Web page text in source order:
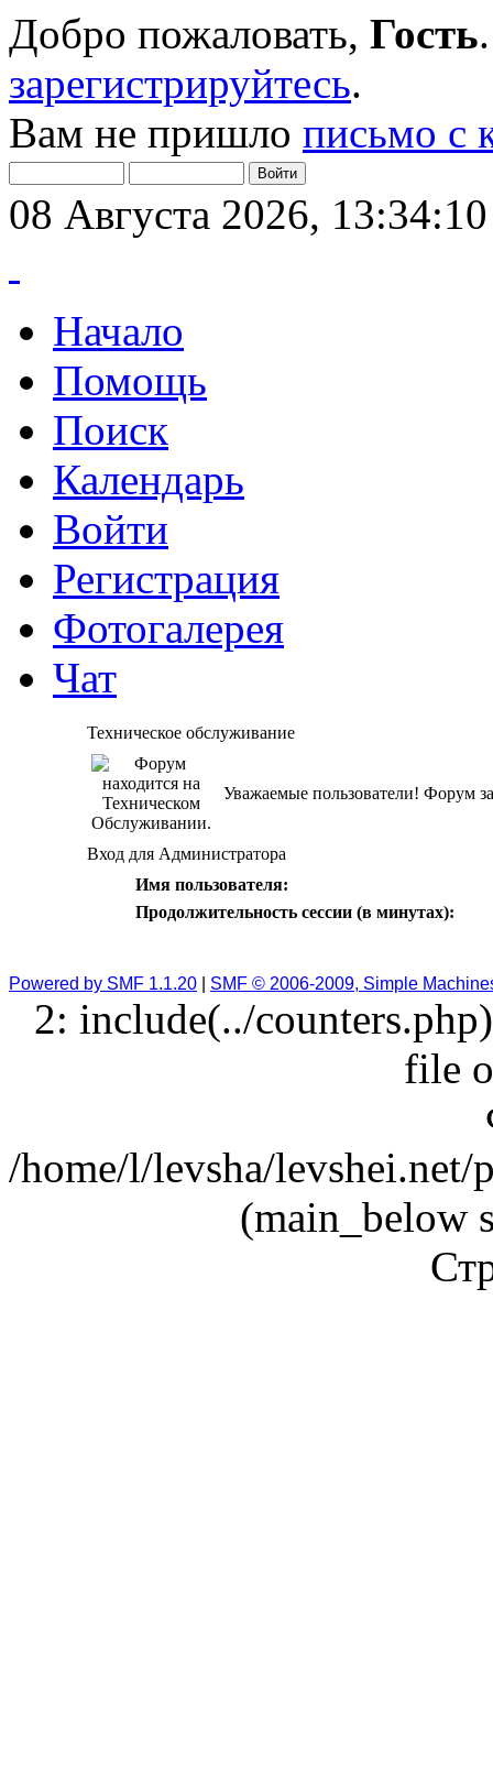
Добро пожаловать, Гость
зарегистрируйтесь.
Вам не пришло письмо с
08 Августа 2026, 13:34:10
Начало
Помощь
Поиск
Календарь
Войти
Регистрация
Фотогалерея
Чат
Техническое обслуживание
Уважаемые пользователи! Форум
Вход для Администратора
Имя пользователя:
Продолжительность сессии (в минутах):
Powered by SMF 1.1.20 SMF © 2006-2009, Simple
2: include(../
file
/home/l/levsha/
(main_below